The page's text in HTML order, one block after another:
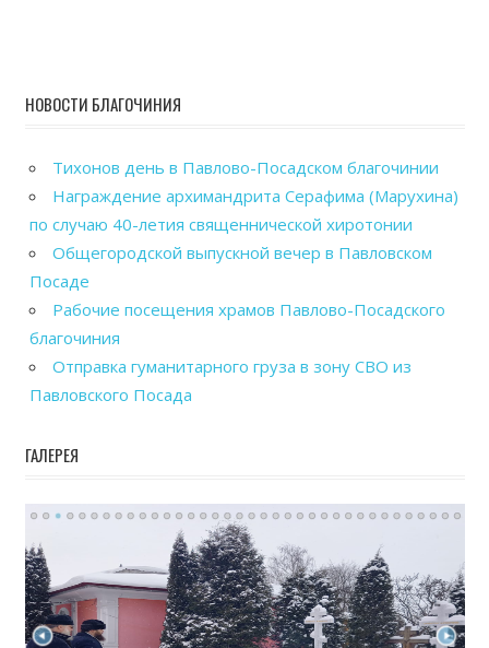
НОВОСТИ БЛАГОЧИНИЯ
Тихонов день в Павлово-Посадском благочинии
Награждение архимандрита Серафима (Марухина)
по случаю 40-летия священнической хиротонии
Общегородской выпускной вечер в Павловском
Посаде
Рабочие посещения храмов Павлово-Посадского
благочиния
Отправка гуманитарного груза в зону СВО из
Павловского Посада
ГАЛЕРЕЯ